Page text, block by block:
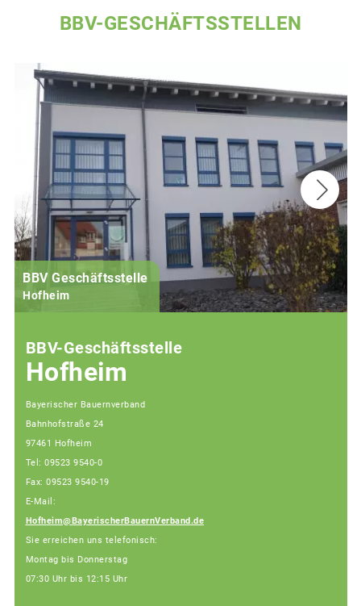
BBV-GESCHÄFTSSTELLEN
BBV Geschäftsstelle
Hofheim
BBV-Geschäftsstelle
Hofheim
Bayerischer Bauernverband
Bahnhofstraße 24
97461 Hofheim
Tel: 09523 9540-0
Fax: 09523 9540-19
E-Mail:
Hofheim@BayerischerBauernVerband.de
Sie erreichen uns telefonisch:
Montag bis Donnerstag
07:30 Uhr bis 12:15 Uhr